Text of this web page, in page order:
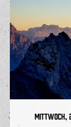
Mittwoch,